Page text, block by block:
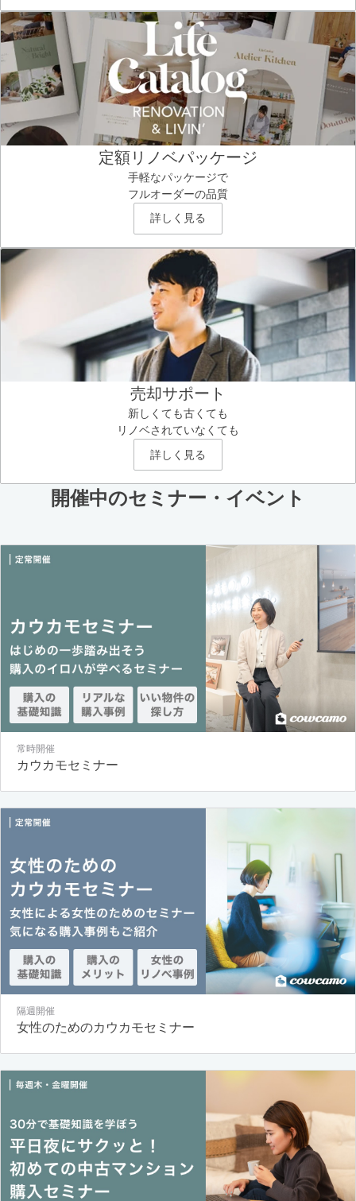
定額リノベパッケージ
手軽なパッケージで
フルオーダーの品質
詳しく見る
売却サポート
新しくても古くても
リノベされていなくても
詳しく見る
開催中のセミナー・イベント
常時開催
カウカモセミナー
隔週開催
女性のためのカウカモセミナー